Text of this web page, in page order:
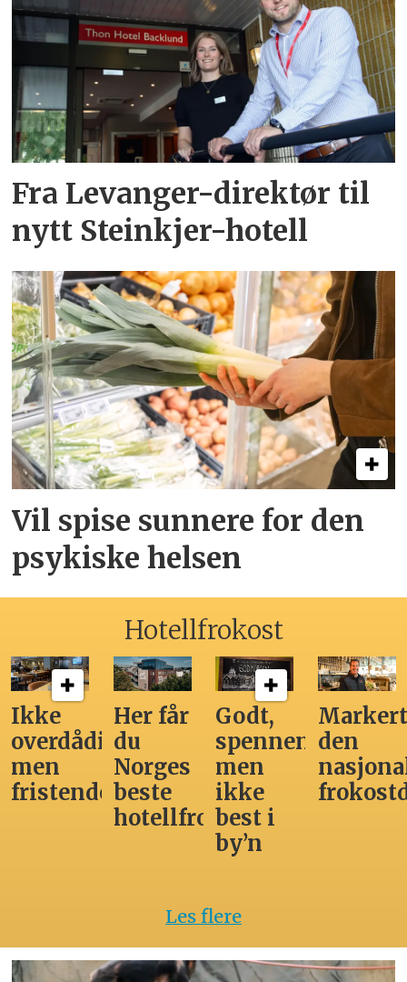
Fra Levanger-direktør til
nytt Steinkjer-hotell
Vil spise sunnere for den
psykiske helsen
Hotellfrokost
Ikke
overdådig,
men
fristende
Her får
du
Norges
beste
hotellfrokost
Godt,
spennende,
men
ikke
best i
by’n
den
Les flere